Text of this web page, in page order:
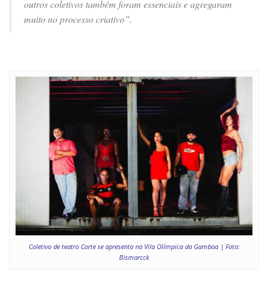
outros coletivos também foram essenciais e agregaram
muito no processo criativo”.
Coletivo de teatro Corte se apresenta na Vila Olímpica da Gamboa | Foto:
Bismarcck